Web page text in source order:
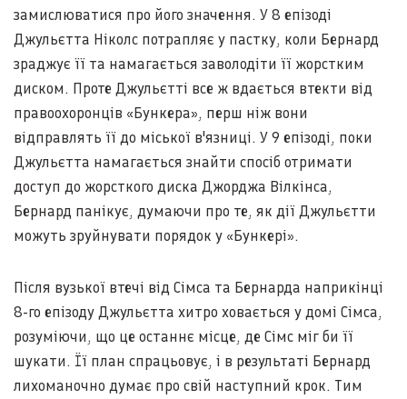
замислюватися про його значення. У 8 епізоді
Джульєтта Ніколс потрапляє у пастку, коли Бернард
зраджує її та намагається заволодіти її жорстким
диском. Проте Джульєтті все ж вдається втекти від
правоохоронців «Бункера», перш ніж вони
відправлять її до міської в'язниці. У 9 епізоді, поки
Джульєтта намагається знайти спосіб отримати
доступ до жорсткого диска Джорджа Вілкінса,
Бернард панікує, думаючи про те, як дії Джульєтти
можуть зруйнувати порядок у «Бункері».
Після вузької втечі від Сімса та Бернарда наприкінці
8-го епізоду Джульєтта хитро ховається у домі Сімса,
розуміючи, що це останнє місце, де Сімс міг би її
шукати. Її план спрацьовує, і в результаті Бернард
лихоманочно думає про свій наступний крок. Тим